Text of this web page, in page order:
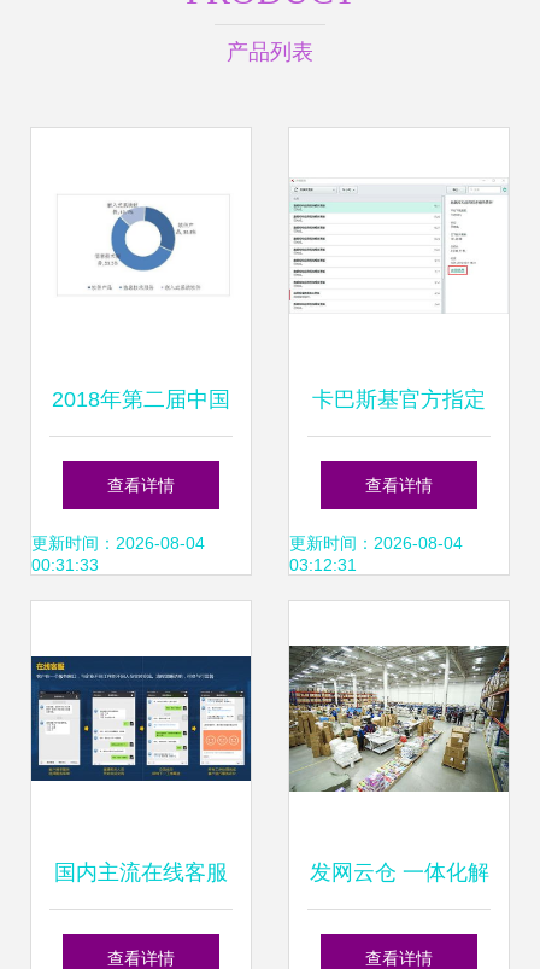
产品列表
2018年第二届中国
软件和信息技术服
务业综合发展指数
的新格局与未来趋
势
查看详情
更新时间：2026-08-04
00:31:33
卡巴斯基官方指定
下载购买平台——
全方位安全防护解
查看详情
更新时间：2026-08-04
03:12:31
国内主流在线客服
软件推荐与使用体
查看详情
发网云仓 一体化解
决方案，赋能电商
查看详情